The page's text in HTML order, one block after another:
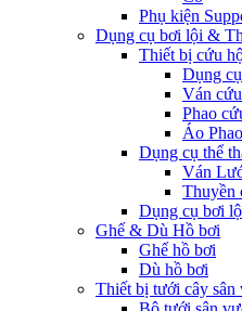
Phụ kiện
Dụng cụ bơi lội &
Thiết bị cứu
Dụng
Ván
Phao
Áo Phao
Dụng cụ thể
Ván
Thuyền
Dụng cụ bơi
Ghế & Dù Hồ bơi
Ghế hồ bơi
Dù hồ bơi
Thiết bị tưới cây sân